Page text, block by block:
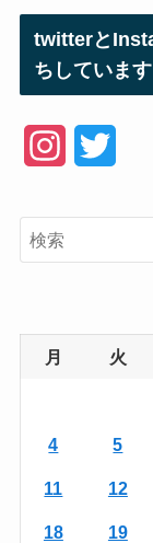
twitterと
ちしています
e
月 火
4 5
11 12
18 19